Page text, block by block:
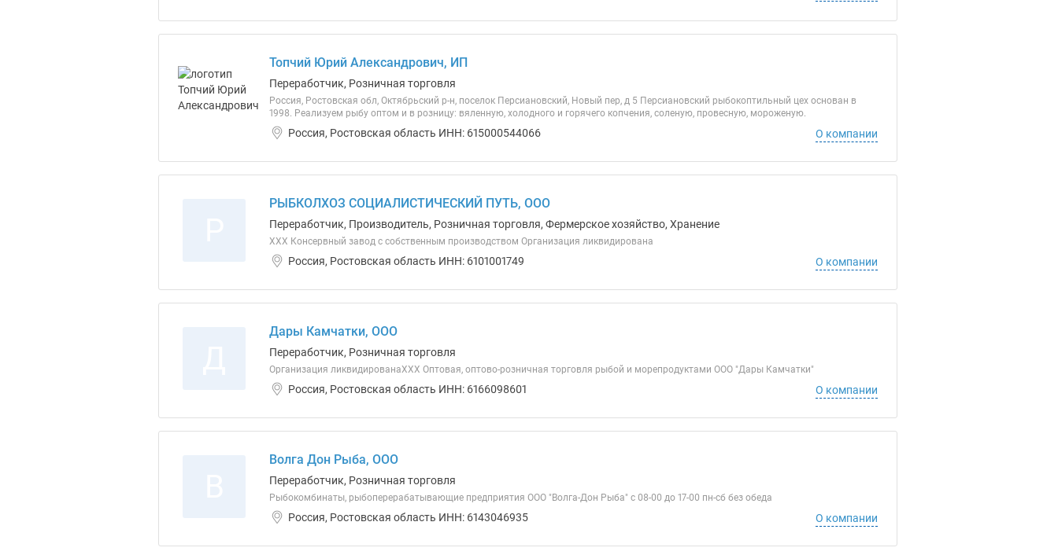
Топчий Юрий Александрович, ИП
Переработчик, Розничная торговля
Россия, Ростовская обл, Октябрьский р-н, поселок Персиановский, Новый пер, д 5 Персиановский рыбокоптильный цех основан в
1998. Реализуем рыбу оптом и в розницу: вяленную, холодного и горячего копчения, соленую, провесную, мороженую.
Россия, Ростовская область ИНН: 615000544066 О компании
РЫБКОЛХОЗ СОЦИАЛИСТИЧЕСКИЙ ПУТЬ, ООО
Переработчик, Производитель, Розничная торговля, Фермерское хозяйство, Хранение
ХХХ Консервный завод с собственным производством Организация ликвидирована
Россия, Ростовская область ИНН: 6101001749 О компании
Дары Камчатки, ООО
Переработчик, Розничная торговля
Организация ликвидированаХХХ Оптовая, оптово-розничная торговля рыбой и морепродуктами ООО "Дары Камчатки"
Россия, Ростовская область ИНН: 6166098601 О компании
Волга Дон Рыба, ООО
Переработчик, Розничная торговля
Рыбокомбинаты, рыбоперерабатывающие предприятия ООО "Волга-Дон Рыба" с 08-00 до 17-00 пн-сб без обеда
Россия, Ростовская область ИНН: 6143046935 О компании